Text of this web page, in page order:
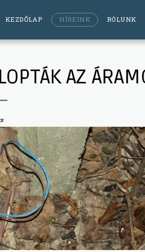
KEZDŐLAP HÍREINK RÓLUNK
AZ